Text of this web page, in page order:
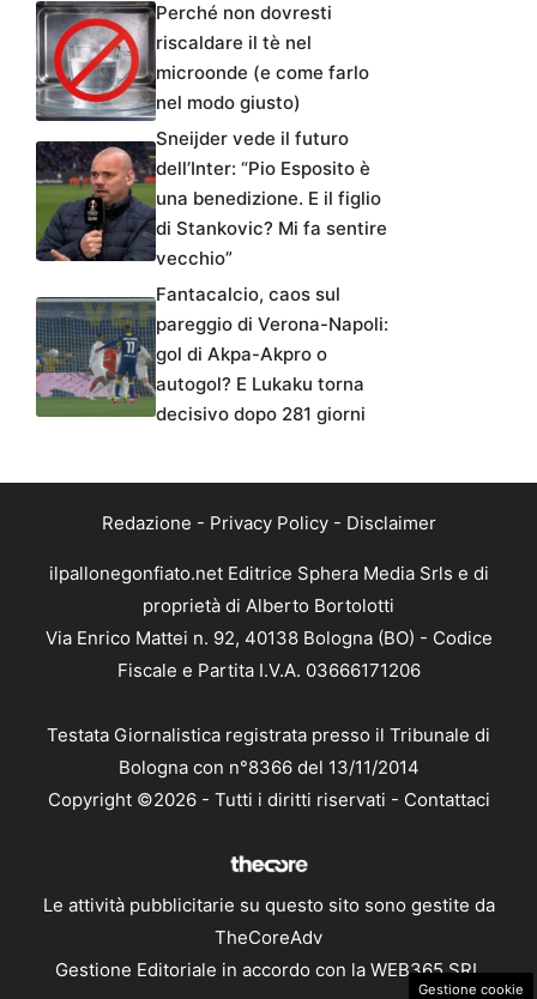
Perché non dovresti
riscaldare il tè nel
microonde (e come farlo
nel modo giusto)
Sneijder vede il futuro
dell’Inter: “Pio Esposito è
una benedizione. E il figlio
di Stankovic? Mi fa sentire
vecchio”
Fantacalcio, caos sul
pareggio di Verona-Napoli:
gol di Akpa-Akpro o
autogol? E Lukaku torna
decisivo dopo 281 giorni
Redazione - Privacy Policy- Disclaimer
ilpallonegonfiato.net Editrice Sphera Media Srls e di
proprietà di Alberto Bortolotti
Via Enrico Mattei n. 92, 40138 Bologna (BO) - Codice
Fiscale e Partita I.V.A. 03666171206
Testata Giornalistica registrata presso il Tribunale di
Bologna con n°8366 del 13/11/2014
Copyright ©2026 - Tutti i diritti riservati - Contattaci
Le attività pubblicitarie su questo sito sono gestite da
TheCoreAdv
Gestione Editoriale in accordo con la WEB365 SRL
Gestione cookie